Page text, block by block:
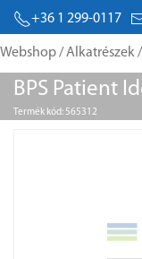
+36 1 299-0117
Webshop/Alkatrészek
BPS Patient
Termék kód: 565312